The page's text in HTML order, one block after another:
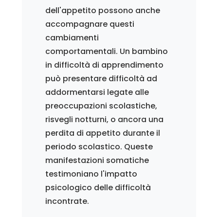
dell'appetito possono anche
accompagnare questi
cambiamenti
comportamentali. Un bambino
in difficoltà di apprendimento
può presentare difficoltà ad
addormentarsi legate alle
preoccupazioni scolastiche,
risvegli notturni, o ancora una
perdita di appetito durante il
periodo scolastico. Queste
manifestazioni somatiche
testimoniano l'impatto
psicologico delle difficoltà
incontrate.